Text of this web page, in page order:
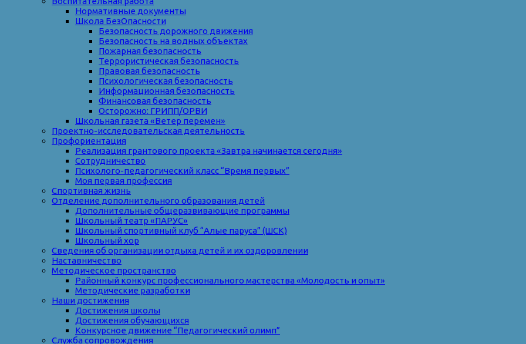
Нормативные документы
Школа БезОпасности
Безопасность дорожного движения
Безопасность на водных объектах
Пожарная безопасность
Террористическая безопасность
Правовая безопасность
Психологическая безопасность
Информационная безопасность
Финансовая безопасность
Осторожно: ГРИПП/ОРВИ
Школьная газета «Ветер перемен»
Проектно-исследовательская деятельность
Профориентация
Реализация грантового проекта «Завтра начинается сегодня»
Сотрудничество
Психолого-педагогический класс “Время первых”
Моя первая профессия
Спортивная жизнь
Отделение дополнительного образования детей
Дополнительные общеразвивающие программы
Школьный театр «ПАРУС»
Школьный спортивный клуб “Алые паруса” (ШСК)
Школьный хор
Сведения об организации отдыха детей и их оздоровлении
Наставничество
Методическое пространство
Районный конкурс профессионального мастерства «Молодость и опыт»
Методические разработки
Наши достижения
Достижения школы
Достижения обучающихся
Конкурсное движение “Педагогический олимп”
Служба сопровождения